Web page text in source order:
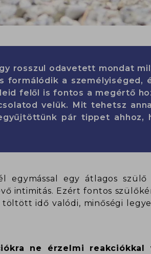
rosszul odavetett mondat
formálódik a személyiséged,
felől is fontos a megértő
velük. Mit tehetsz
pár tippet
egy átlagos szülő
intimitás. Ezért fontos
idő valódi, minőségi
ne érzelmi reakciókkal